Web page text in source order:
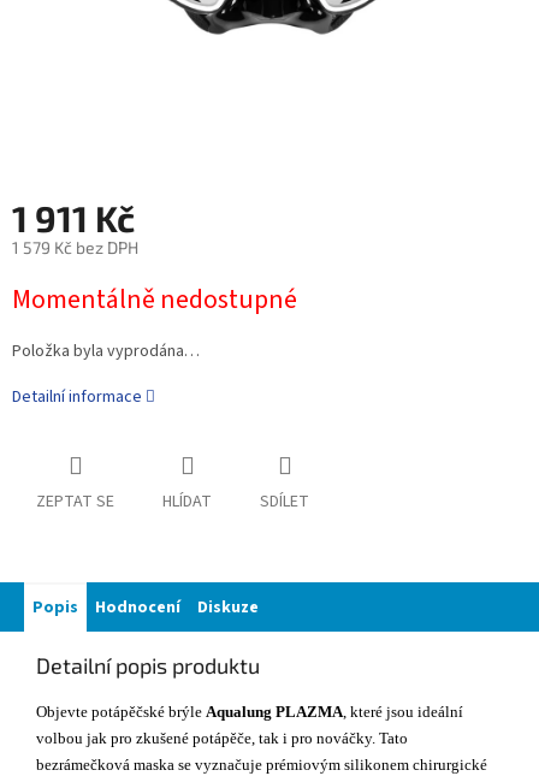
1 911 Kč
1 579 Kč bez DPH
Momentálně nedostupné
Položka byla vyprodána…
Detailní informace
ZEPTAT SE HLÍDAT SDÍLET
Popis Hodnocení Diskuze
Detailní popis produktu
Objevte potápěčské brýle Aqualung PLAZMA, které jsou ideální
volbou jak pro zkušené potápěče, tak i pro nováčky. Tato
bezrámečková maska se vyznačuje prémiovým silikonem chirurgické